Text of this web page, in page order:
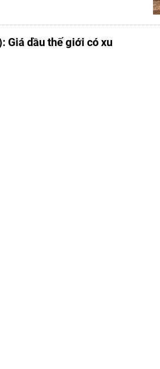
Giá dầu thế giới có xu